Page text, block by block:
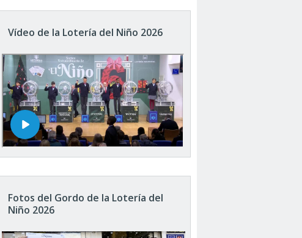
Vídeo de la Lotería del Niño 2026
Fotos del Gordo de la Lotería del
Niño 2026